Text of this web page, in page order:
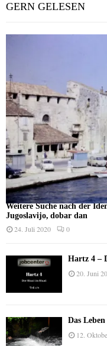
GERN GELESEN
Weitere Suche nach der
Jugoslavijo, dobar dan
24. Juli 2020 0
Hartz 4 –
20. Juni
Das
12.